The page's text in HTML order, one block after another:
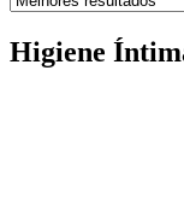
Higiene